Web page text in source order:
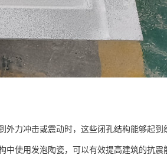
外力冲击或震动时，这些闭孔结构能够起到
中使用发泡陶瓷，可以有效提高建筑的抗震